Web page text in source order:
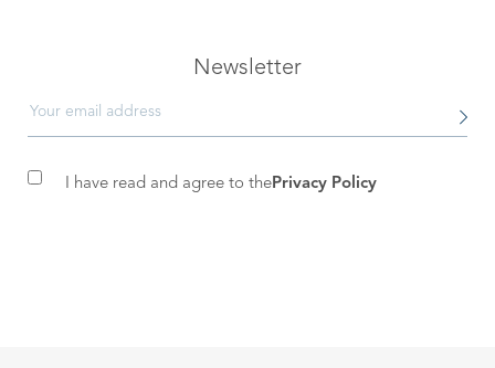
Newsletter
I have read and agree to thePrivacy Policy